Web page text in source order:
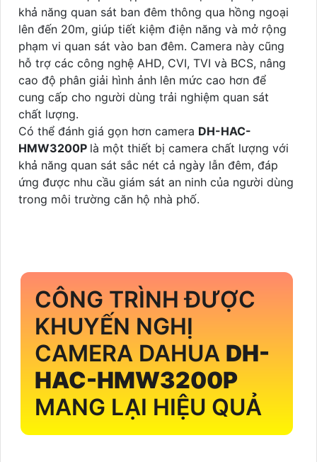
khả năng quan sát ban đêm thông qua hồng ngoại
lên đến 20m, giúp tiết kiệm điện năng và mở rộng
phạm vi quan sát vào ban đêm. Camera này cũng
hỗ trợ các công nghệ AHD, CVI, TVI và BCS, nâng
cao độ phân giải hình ảnh lên mức cao hơn để
cung cấp cho người dùng trải nghiệm quan sát
chất lượng.
Có thể đánh giá gọn hơn camera DH-HAC-
HMW3200P là một thiết bị camera chất lượng với
khả năng quan sát sắc nét cả ngày lẫn đêm, đáp
ứng được nhu cầu giám sát an ninh của người dùng
trong môi trường căn hộ nhà phố.
CÔNG TRÌNH ĐƯỢC
KHUYẾN NGHỊ
CAMERA DAHUA DH-
HAC-HMW3200P
MANG LẠI HIỆU QUẢ